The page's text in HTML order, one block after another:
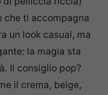
che ti accompagna
un look casual, ma
la magia sta
Il consiglio pop?
il crema, beige,